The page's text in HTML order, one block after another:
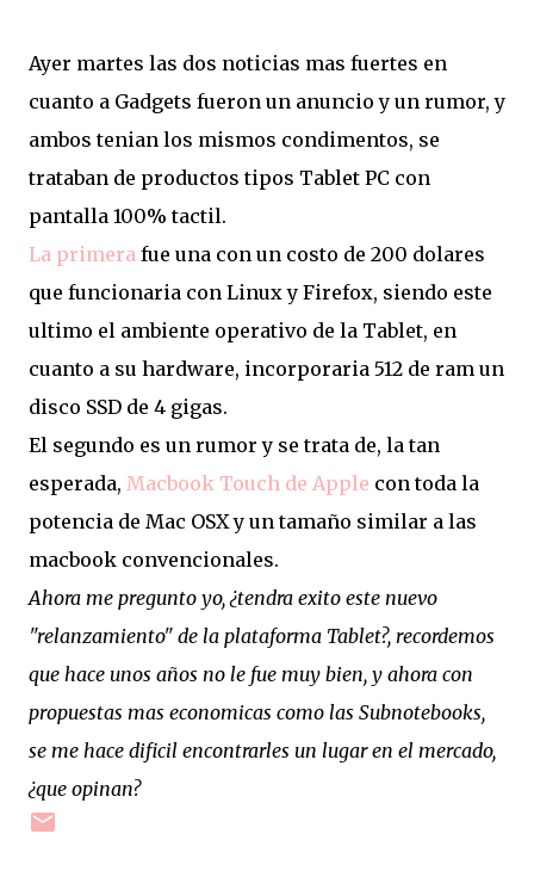
Ayer martes las dos noticias mas fuertes en
cuanto a Gadgets fueron un anuncio y un rumor, y
ambos tenian los mismos condimentos, se
trataban de productos tipos Tablet PC con
pantalla 100% tactil.
La primera fue una con un costo de 200 dolares
que funcionaria con Linux y Firefox, siendo este
ultimo el ambiente operativo de la Tablet, en
cuanto a su hardware, incorporaria 512 de ram un
disco SSD de 4 gigas.
El segundo es un rumor y se trata de, la tan
esperada, Macbook Touch de Apple con toda la
potencia de Mac OSX y un tamaño similar a las
macbook convencionales.
Ahora me pregunto yo, ¿tendra exito este nuevo
"relanzamiento" de la plataforma Tablet?, recordemos
que hace unos años no le fue muy bien, y ahora con
propuestas mas economicas como las Subnotebooks,
se me hace dificil encontrarles un lugar en el mercado,
¿que opinan?